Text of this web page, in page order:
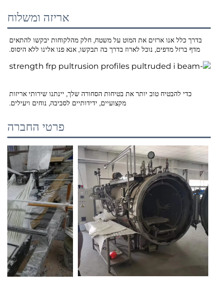
אריזה ומשלוח
בדרך כלל אנו ארזים את המוט על משטח, חלק מהלקוחות יבקשו להתאים
מדף ברזל מדפים, נוכל לארוז בדרך בה תבקשו, אנא פנו אלינו ללא היסוס.
כדי להבטיח טוב יותר את בטיחות הסחורה שלך, יינתנו שירותי אריזות
מקצועיים, ידידותיים לסביבה, נוחים ויעילים.
פרטי החברה